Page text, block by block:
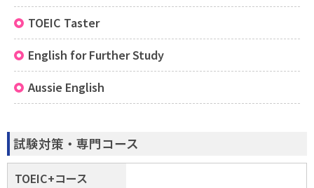
TOEIC Taster
English for Further Study
Aussie English
試験対策・専門コース
TOEIC+コース